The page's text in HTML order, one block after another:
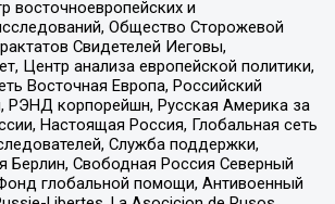
восточноевропейских и
Общество Сторожевой
Свидетелей Иеговы,
Центр анализа европейской политики,
Восточная Европа, Российский
РЭНД корпорейшн, Русская Америка за
Настоящая Россия, Глобальная сеть
Служба поддержки,
Берлин, Свободная Россия Северный
глобальной помощи, Антивоенный